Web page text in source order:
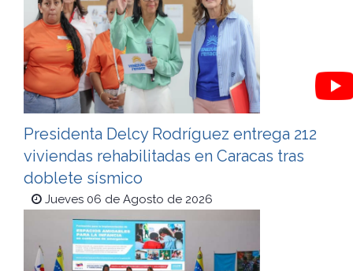
Presidenta Delcy Rodríguez entrega 212
viviendas rehabilitadas en Caracas tras
doblete sísmico
Jueves 06 de Agosto de 2026